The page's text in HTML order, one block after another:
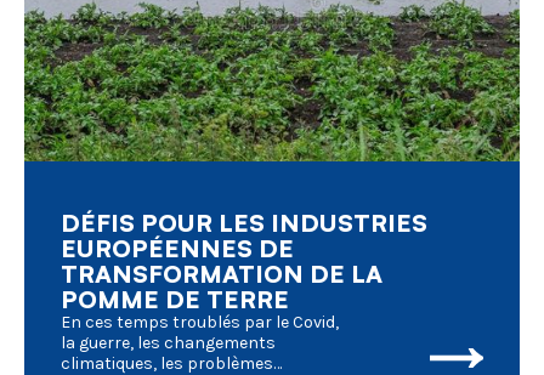
DÉFIS POUR LES INDUSTRIES
EUROPÉENNES DE
TRANSFORMATION DE LA
POMME DE TERRE
En ces temps troublés par le Covid,
la guerre, les changements
climatiques, les problèmes